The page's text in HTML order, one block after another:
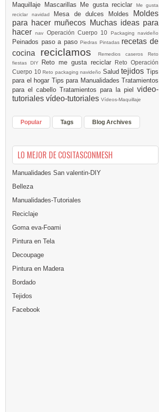
Maquillaje Mascarillas Me gusta reciclar
Me gusta
reciclar navidad Mesa de dulces Moldes
Moldes
para hacer muñecos Muchas ideas para
hacernav Operación Cuerpo 10 Packaging navideño
Peinados paso a pasoPiedras Pintadas recetas de
cocina reciclamos Remedios caseros Reto
fiestas DIY Reto me gusta reciclar
Reto Operación
Cuerpo 10Reto packaging navideño SaludtejidosTips
para el hogar Tips para Manualidades Tratamientos
para el cabello Tratamientos para la piel video-
tutoriales vídeo-tutoriales Vídeos-Maquillaje
Popular Tags Blog Archives
LO MEJOR DE COSITASCONMESH
Manualidades San valentin-DIY
Belleza
Manualidades-Tutoriales
Reciclaje
Goma eva-Foami
Pintura en Tela
Decoupage
Pintura en Madera
Bordado
Tejidos
Facebook